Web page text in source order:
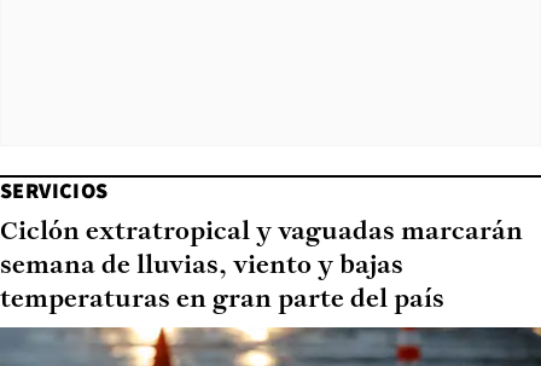
SERVICIOS
Ciclón extratropical y vaguadas marcarán
semana de lluvias, viento y bajas
temperaturas en gran parte del país